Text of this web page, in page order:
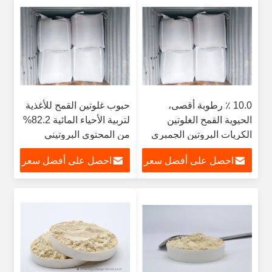
10.0 ٪ رطوبة أقصى،
الحيوية القمح الغلوتين
الكريات البروتين الجمبرى
تغذية الأسماك
احصل على أفضل سعر
حبوب غلوتين القمح للأغذية
لتربية الأحياء المائية 82.2%
من المحتوى البروتيني
احصل على أفضل سعر